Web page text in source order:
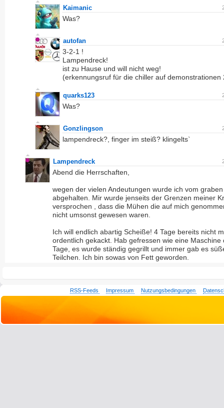
Kaimanic
Was?
autofan
3-2-1 !
Lampendreck!
ist zu Hause und will nicht weg!
(erkennungsruf für die chiller auf demonstrationen
quarks123
Was?
Gonzlingson
lampendreck?, finger im steiß? klingelts`
Lampendreck
Abend die Herrschaften,
wegen der vielen Andeutungen wurde ich vom graben
abgehalten. Mir wurde jenseits der Grenzen meiner
versprochen , dass die Mühen die auf mich
nicht umsonst gewesen waren.
Ich will endlich abartig Scheiße! 4 Tage bereits nicht
ordentlich gekackt. Hab gefressen wie eine Maschine
Tage, es wurde ständig gegrillt und immer gab es
Teilchen. Ich bin sowas von Fett geworden.
RSS-Feeds Impressum Nutzungsbedingungen